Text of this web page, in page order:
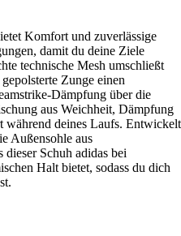
Komfort und zuverlässige
damit du deine Ziele
technische Mesh umschließt
Zunge einen
Dämpfung über die
aus Weichheit, Dämpfung
deines Laufs. Entwickelt
Außensohle aus
dieser Schuh adidas bei
Halt bietet, sodass du dich